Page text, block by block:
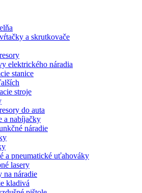
a skrutkovače
elektrického náradia
stanice
stroje
do auta
a nabíjačky
náradie
a pneumatické uťahováky
lasery
na náradie
kladivá